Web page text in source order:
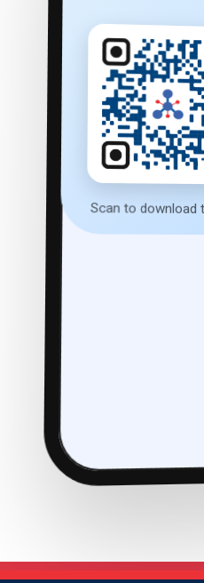
Scan to download